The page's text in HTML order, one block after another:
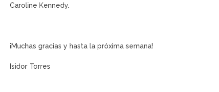
Caroline Kennedy.
¡Muchas gracias y hasta la próxima semana!
Isidor Torres